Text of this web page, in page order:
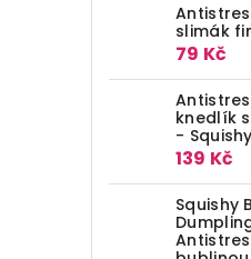
slimák
79 Kč
knedlík
-
139 Kč
Squishy